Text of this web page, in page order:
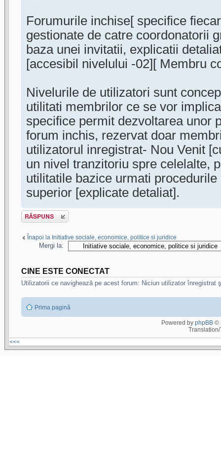
Forumurile inchise[ specifice
gestionate de catre coordonatorii
baza unei invitatii, explicatii
[accesibil nivelului -02][ Membru
Nivelurile de utilizatori sunt
utilitati membrilor ce se vor
specifice permit dezvoltarea unor
forum inchis, rezervat doar
utilizatorul inregistrat- Nou Venit
un nivel tranzitoriu spre celelalte,
utilitatile bazice urmati
superior [explicate detaliat].
Scrie un răspuns
Înapoi la Initiative sociale, economice, politice si juridice
Mergi la:
CINE ESTE CONECTAT
Utilizatorii ce navighează pe acest forum: Niciun utilizator înregistrat
Prima pagină
Powered by phpBB©
<<<